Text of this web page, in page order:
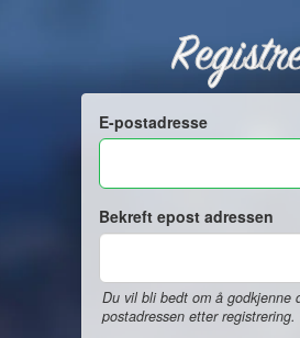
E-postadresse
Bekreft epost adressen
Du vil bli bedt om å godkjenne
postadressen etter registrering.